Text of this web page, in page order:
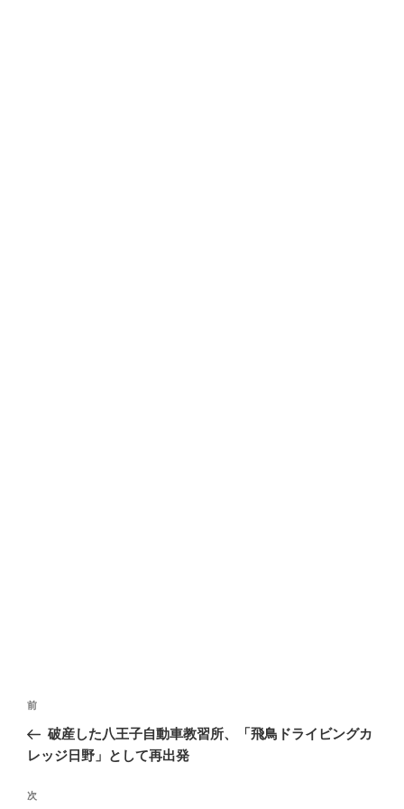
投
ナ
ゲ
過
去
の
稿
前
破産した八王子自動車教習所、「飛鳥ドライビングカ
レッジ日野」として再出発
次
次